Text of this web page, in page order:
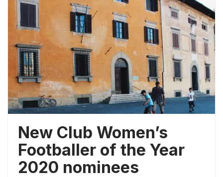
New Club Women’s
Footballer of the Year
2020 nominees